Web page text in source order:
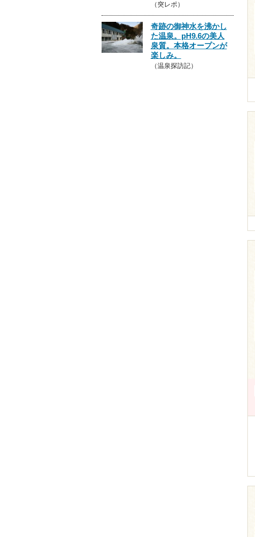
（突レポ）
奇跡の御神水を沸かし
た温泉。pH9.6の美人
泉質。本格オープンが
楽しみ。
（温泉探訪記）